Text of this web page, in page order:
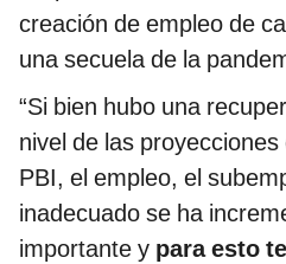
creación de empleo de
una secuela de la
“Si bien hubo una
nivel de las
PBI, el empleo, el
inadecuado se ha
importante y para esto